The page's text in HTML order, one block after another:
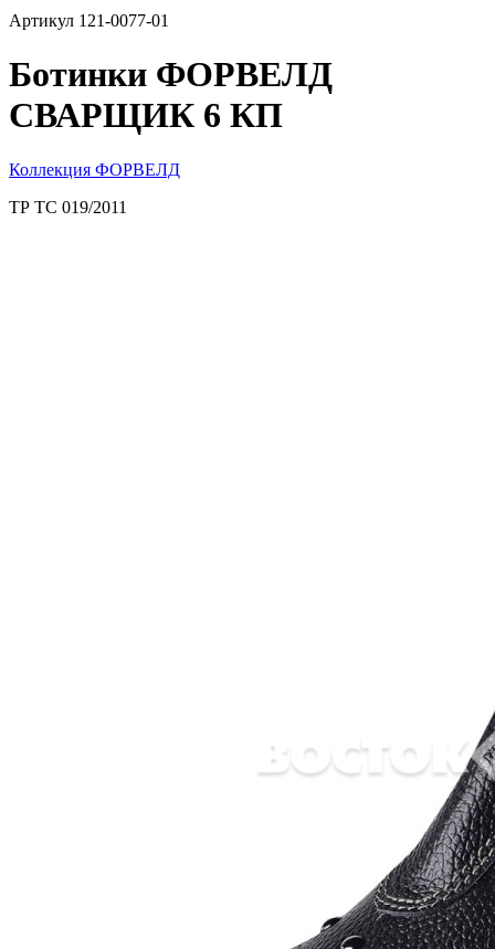
Артикул 121-0077-01
Ботинки ФОРВЕЛД
СВАРЩИК 6 КП
Коллекция ФОРВЕЛД
ТР ТС 019/2011